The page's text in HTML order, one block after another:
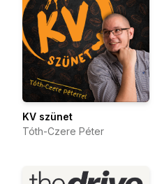
KV szünet
Tóth-Czere Péter